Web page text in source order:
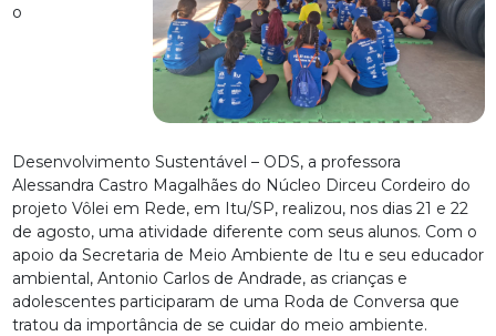
o
Desenvolvimento Sustentável – ODS, a professora
Alessandra Castro Magalhães do Núcleo Dirceu Cordeiro do
projeto Vôlei em Rede, em Itu/SP, realizou, nos dias 21 e 22
de agosto, uma atividade diferente com seus alunos. Com o
apoio da Secretaria de Meio Ambiente de Itu e seu educador
ambiental, Antonio Carlos de Andrade, as crianças e
adolescentes participaram de uma Roda de Conversa que
tratou da importância de se cuidar do meio ambiente.